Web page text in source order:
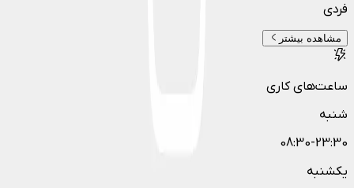
فردی
مشاهده بیشتر
ساعت‌های کاری
شنبه
08:30-23:30
یکشنبه